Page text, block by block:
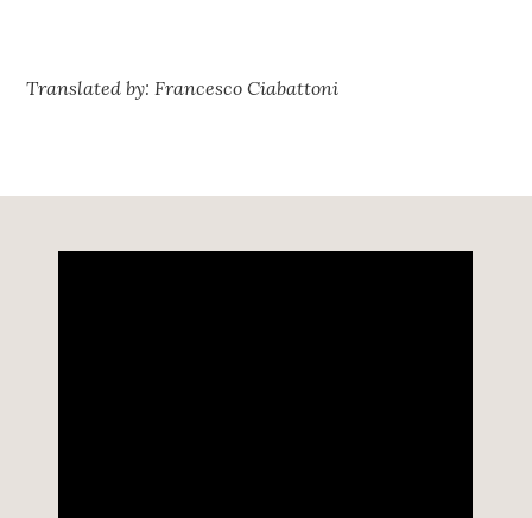
Translated by: Francesco Ciabattoni